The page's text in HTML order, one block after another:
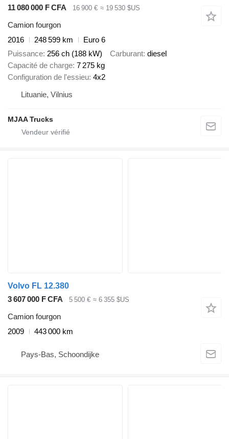
11 080 000 F CFA 16 900 € ≈ 19 530 $US
Camion fourgon
2016
248 599 km
Euro 6
Puissance 256 ch (188 kW) Carburant diesel
Capacité de charge 7 275 kg
Configuration de l'essieu 4x2
Lituanie, Vilnius
MJAA Trucks
Volvo FL 12.380
3 607 000 F CFA
5 500 € ≈ 6 355 $US
Camion fourgon
2009
443 000 km
Pays-Bas, Schoondijke